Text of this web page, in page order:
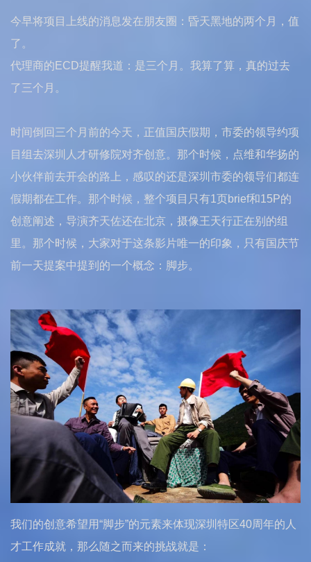
今早将项目上线的消息发在朋友圈：昏天黑地的两个月，值
了。
代理商的ECD提醒我道：是三个月。我算了算，真的过去
了三个月。
时间倒回三个月前的今天，正值国庆假期，市委的领导约项
目组去深圳人才研修院对齐创意。那个时候，点维和华扬的
小伙伴前去开会的路上，感叹的还是深圳市委的领导们都连
假期都在工作。那个时候，整个项目只有1页brief和15P的
创意阐述，导演齐天佐还在北京，摄像王天行正在别的组
里。那个时候，大家对于这条影片唯一的印象，只有国庆节
前一天提案中提到的一个概念：脚步。
我们的创意希望用“脚步”的元素来体现深圳特区40周年的人
才工作成就，那么随之而来的挑战就是：